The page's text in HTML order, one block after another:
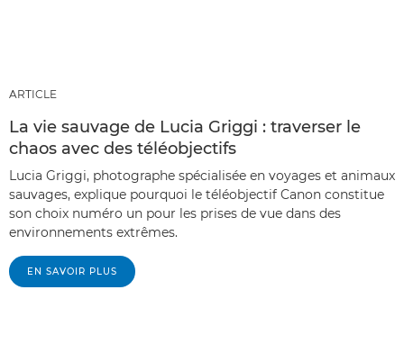
ARTICLE
La vie sauvage de Lucia Griggi : traverser le
chaos avec des téléobjectifs
Lucia Griggi, photographe spécialisée en voyages et animaux
sauvages, explique pourquoi le téléobjectif Canon constitue
son choix numéro un pour les prises de vue dans des
environnements extrêmes.
EN SAVOIR PLUS